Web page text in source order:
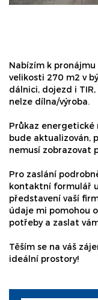
Nabízím k
velikosti 270 m2 v
dálnici, dojezd i
nelze dílna/výroba.
Průkaz energetické
bude aktualizován,
nemusí zobrazovat
Pro zaslání
kontaktní formulář
představení vaší
údaje mi pomohou
potřeby a zaslat
Těším se na váš
ideální prostory!